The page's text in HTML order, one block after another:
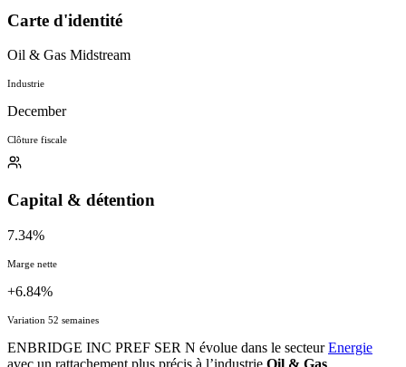
Carte d'identité
Oil & Gas Midstream
Industrie
December
Clôture fiscale
Capital & détention
7.34%
Marge nette
+6.84%
Variation 52 semaines
ENBRIDGE INC PREF SER N évolue dans le secteurEnergie
avec un rattachement plus précis à l’industrie Oil & Gas